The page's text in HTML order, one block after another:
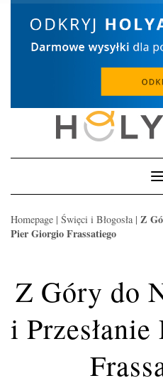
Homepage | Święci i Błogosła | Z
Pier Giorgio Frassatiego
Z Góry do
i